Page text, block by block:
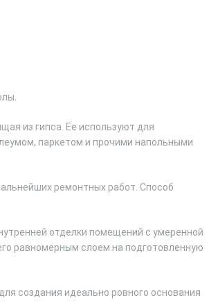
из гипса. Ее используют для
паркетом и прочими напольными
ремонтных работ. Способ
отделки помещений с умеренной
равномерным слоем на подготовленную
создания идеально ровного основания